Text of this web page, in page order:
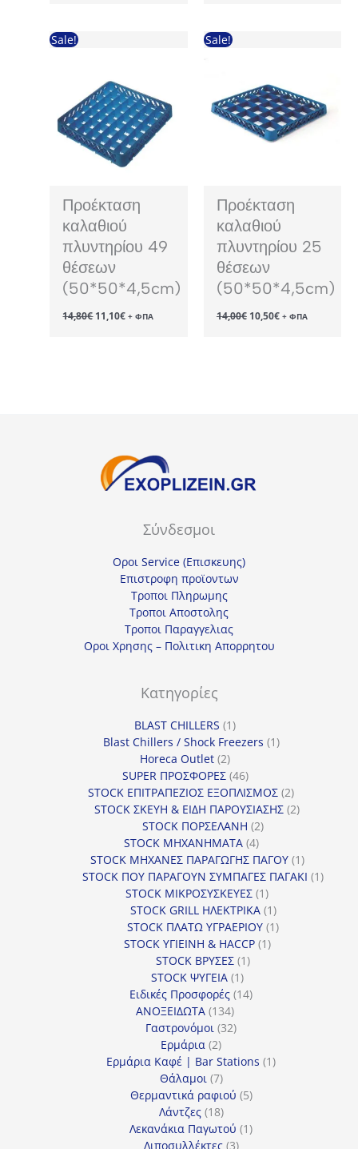
Sale!
Προέκταση
καλαθιού
πλυντηρίου 49
θέσεων
(50*50*4,5cm)
14,80€ Original
price
11,10€Η+ ΦΠΑ
Sale!
Προέκταση
καλαθιού
πλυντηρίου 25
θέσεων
(50*50*4,5cm)
14,00€ Original
price
10,50€Η+ ΦΠΑ
Σύνδεσμοι
Οροι Service (Επισκευης)
Επιστροφη προϊοντων
Τροποι Πληρωμης
Τροποι Αποστολης
Τροποι Παραγγελιας
Οροι Χρησης – Πολιτικη Απορρητου
Κατηγορίες
BLAST CHILLERS 11
προϊόν
Blast Chillers / Shock Freezers 11
Horeca Outlet 22
προϊόντα
SUPER ΠΡΟΣΦΟΡΕΣ 4646
προϊόντα
STOCK ΕΠΙΤΡΑΠΕΖΙΟΣ ΕΞΟΠΛΙΣΜΟΣ 22
προϊόντα
STOCK ΣΚΕΥΗ & ΕΙΔΗ ΠΑΡΟΥΣΙΑΣΗΣ 22
STOCK ΠΟΡΣΕΛΑΝΗ 22
STOCK ΜΗΧΑΝΗΜΑΤΑ 44
προϊόντα
STOCK ΜΗΧΑΝΕΣ ΠΑΡΑΓΩΓΗΣ ΠΑΓΟΥ 11
προϊόν
STOCK ΠΟΥ ΠΑΡΑΓΟΥΝ ΣΥΜΠΑΓΕΣ ΠΑΓΑΚΙ 11
STOCK ΜΙΚΡΟΣΥΣΚΕΥΕΣ 11
προϊόν
STOCK GRILL ΗΛΕΚΤΡΙΚΑ 11
προϊόν
STOCK ΠΛΑΤΩ ΥΓΡΑΕΡΙΟΥ 11
STOCK ΥΓΙΕΙΝΗ & HACCP 11
STOCK ΒΡΥΣΕΣ 11
STOCK ΨΥΓΕΙΑ 11
προϊόν
Ειδικές Προσφορές 1414
ΑΝΟΞΕΙΔΩΤΑ 134134
προϊόντα
Γαστρονόμοι 3232
Ερμάρια 22
προϊόντα
Ερμάρια Καφέ | Bar Stations 11
Θάλαμοι 77
προϊόντα
Θερμαντικά ραφιού 55
Λάντζες 1818
προϊόντα
Λεκανάκια Παγωτού 11
Λιποσυλλέκτες 33